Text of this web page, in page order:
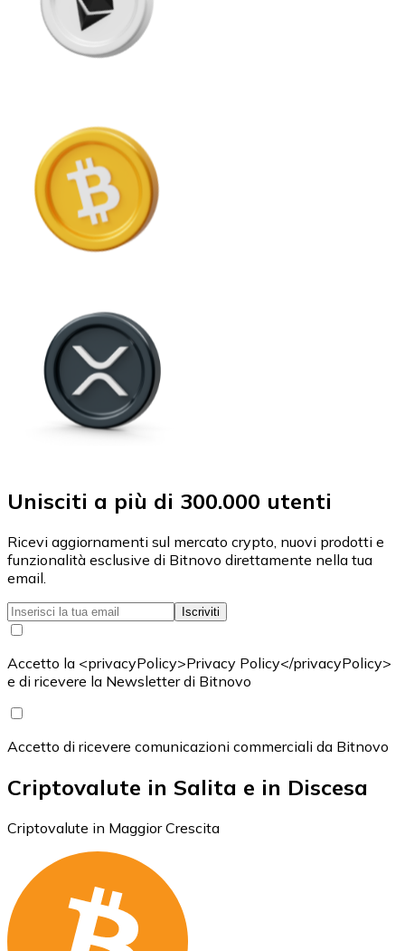
Unisciti a più di 300.000 utenti
Ricevi aggiornamenti sul mercato crypto, nuovi prodotti e
funzionalità esclusive di Bitnovo direttamente nella tua
email.
Iscriviti
Accetto la <privacyPolicy>Privacy Policy</privacyPolicy>
e di ricevere la Newsletter di Bitnovo
Accetto di ricevere comunicazioni commerciali da Bitnovo
Criptovalute in Salita e in Discesa
Criptovalute in Maggior Crescita